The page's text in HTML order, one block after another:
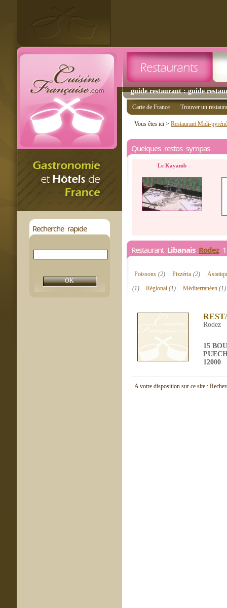
guide restaurant : guide
Recherche rapide
Carte de France Trouver un
Vous êtes ici > Restaurant Midi-
Quelques restos sympas
Le Kayamb
Restaurant Libanais Rodez1
Poissons (2) Pizzéria (2)
(1)
Régional(1) Méditerranéen (1)
Rodez
15
12000
A votre disposition sur ce site :